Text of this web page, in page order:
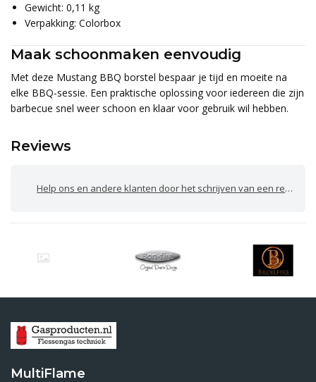
Gewicht: 0,11 kg
Verpakking: Colorbox
Maak schoonmaken eenvoudig
Met deze Mustang BBQ borstel bespaar je tijd en moeite na
elke BBQ-sessie. Een praktische oplossing voor iedereen die zijn
barbecue snel weer schoon en klaar voor gebruik wil hebben.
Reviews
Help ons en andere klanten door het schrijven van een review
MultiFlame